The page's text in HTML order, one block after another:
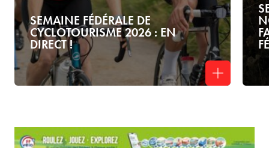
SEMAINE FÉDÉRALE DE
CYCLOTOURISME 2026 : EN
DIRECT !